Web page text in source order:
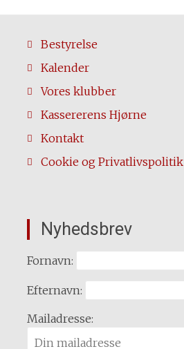
Bestyrelse
Kalender
Vores klubber
Kassererens Hjørne
Kontakt
Cookie og Privatlivspolitik
Nyhedsbrev
Fornavn:
Efternavn:
Mailadresse: